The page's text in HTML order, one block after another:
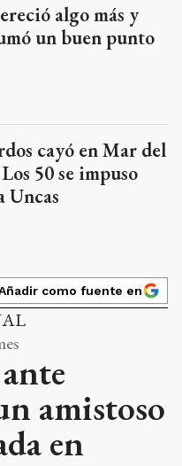
algo más y
un buen punto
cayó en Mar del
50 se impuso
Uncas
como fuente en
amistoso
en